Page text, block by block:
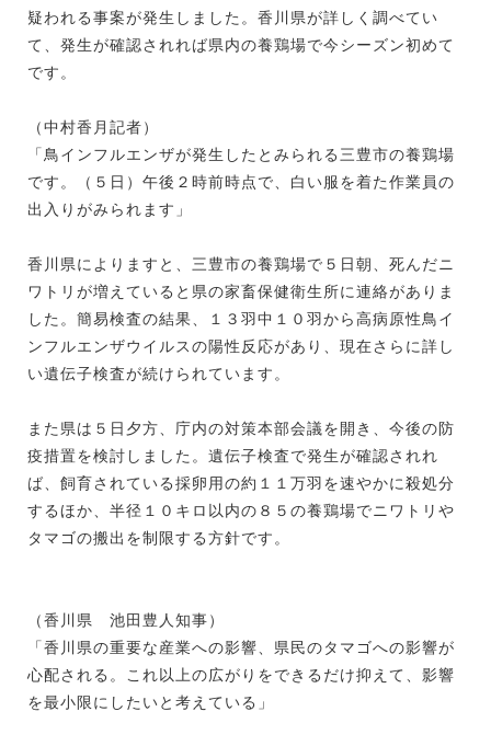
疑われる事案が発生しました。香川県が詳しく調べてい
て、発生が確認されれば県内の養鶏場で今シーズン初めて
です。
（中村香月記者）
「鳥インフルエンザが発生したとみられる三豊市の養鶏場
です。（５日）午後２時前時点で、白い服を着た作業員の
出入りがみられます」
香川県によりますと、三豊市の養鶏場で５日朝、死んだニ
ワトリが増えていると県の家畜保健衛生所に連絡がありま
した。簡易検査の結果、１３羽中１０羽から高病原性鳥イ
ンフルエンザウイルスの陽性反応があり、現在さらに詳し
い遺伝子検査が続けられています。
また県は５日夕方、庁内の対策本部会議を開き、今後の防
疫措置を検討しました。遺伝子検査で発生が確認されれ
ば、飼育されている採卵用の約１１万羽を速やかに殺処分
するほか、半径１０キロ以内の８５の養鶏場でニワトリや
タマゴの搬出を制限する方針です。
（香川県 池田豊人知事）
「香川県の重要な産業への影響、県民のタマゴへの影響が
心配される。これ以上の広がりをできるだけ抑えて、影響
を最小限にしたいと考えている」